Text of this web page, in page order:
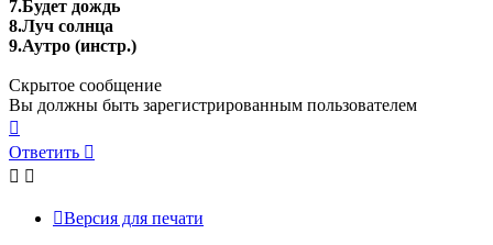
7.Будет дождь
8.Луч солнца
9.Аутро (инстр.)
Скрытое сообщение
Вы должны быть зарегистрированным пользователем
к
началу
Ответить
Версия для печати